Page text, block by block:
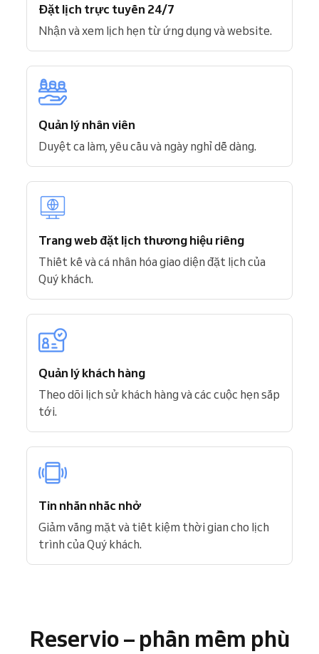
Đặt lịch trực tuyến 24/7
Nhận và xem lịch hẹn từ ứng dụng và website.
Quản lý nhân viên
Duyệt ca làm, yêu cầu và ngày nghỉ dễ dàng.
Trang web đặt lịch thương hiệu riêng
Thiết kế và cá nhân hóa giao diện đặt lịch của
Quý khách.
Quản lý khách hàng
Theo dõi lịch sử khách hàng và các cuộc hẹn sắp
tới.
Tin nhắn nhắc nhở
Giảm vắng mặt và tiết kiệm thời gian cho lịch
trình của Quý khách.
Reservio – phần mềm phù